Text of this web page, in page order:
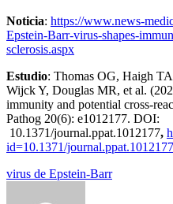
Noticia: https://www.news-
Epstein-Barr-virus-shapes-
sclerosis.aspx
Estudio: Thomas OG, Haigh
Wijck Y, Douglas MR, et al.
immunity and potential cross-
Pathog 20(6): e1012177. DOI:
10.1371/journal.ppat.1012177,
id=10.1371/journal.ppat.1012177
virus de Epstein-Barr